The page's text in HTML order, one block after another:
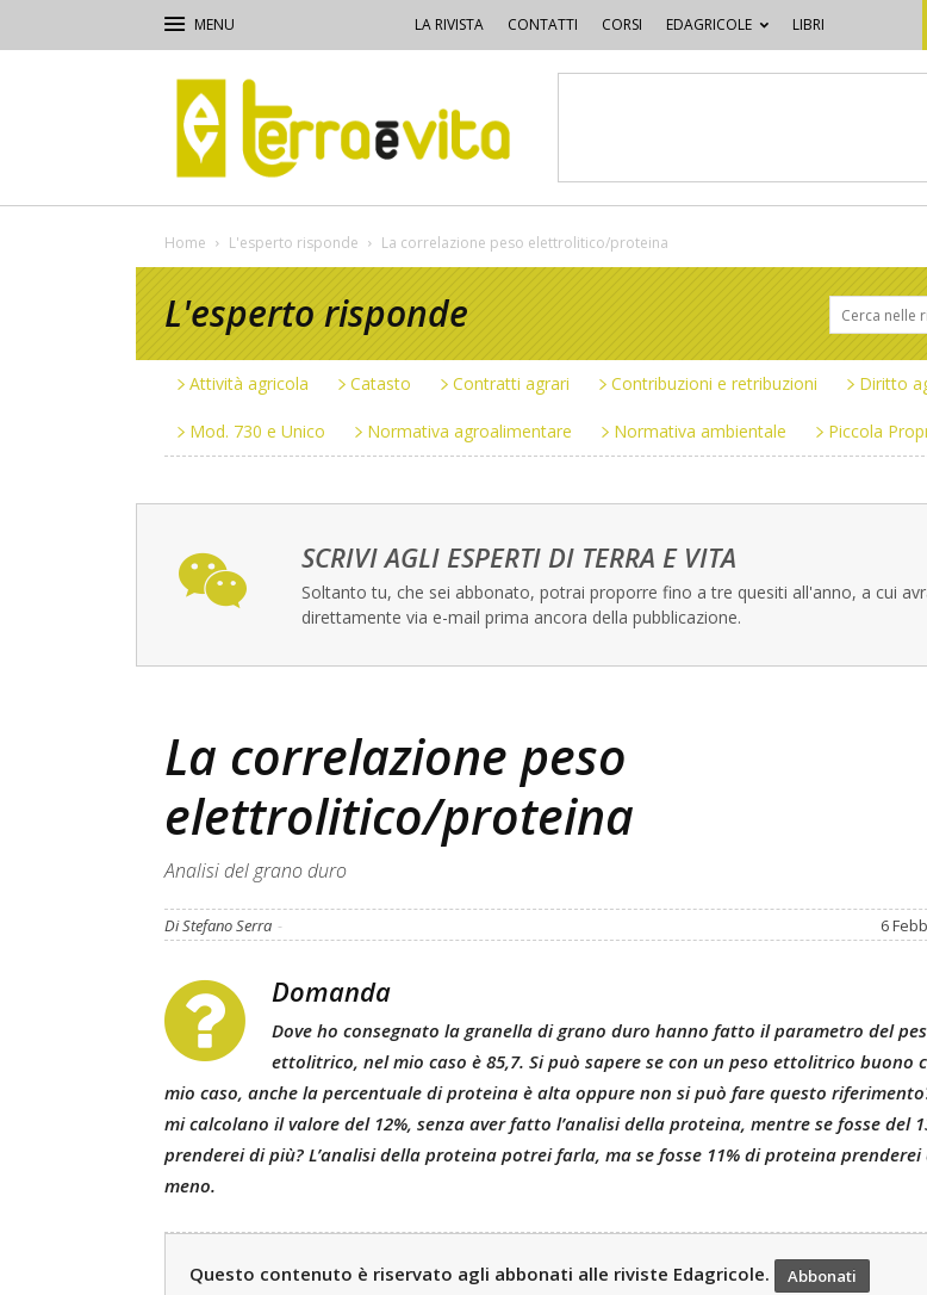
LA RIVISTA CONTATTI CORSI EDAGRICOLE LIBRI
Terra
e
Vita
Home L'esperto risponde La correlazione peso elettrolitico/proteina
L'esperto risponde
Attività agricola Catasto Contratti agrari Contribuzioni e retribuzioni Diritto
Mod. 730 e Unico Normativa agroalimentare Normativa ambientale Piccola
SCRIVI AGLI ESPERTI DI TERRA E VITA
Soltanto tu, che sei abbonato, potrai proporre fino a tre quesiti all'anno, a cui
direttamente via e-mail prima ancora della pubblicazione.
La correlazione peso
elettrolitico/proteina
Analisi del grano duro
Di Stefano Serra - 6
Domanda
Dove ho consegnato la granella di grano duro hanno fatto il parametro del
ettolitrico, nel mio caso è 85,7. Si può sapere se con un peso ettolitrico buono
mio caso, anche la percentuale di proteina è alta oppure non si può fare questo
mi calcolano il valore del 12%, senza aver fatto l’analisi della proteina, mentre se fosse del
prenderei di più? L’analisi della proteina potrei farla, ma se fosse 11% di proteina
meno.
Questo contenuto è riservato agli abbonati alle riviste Edagricole. Abbonati